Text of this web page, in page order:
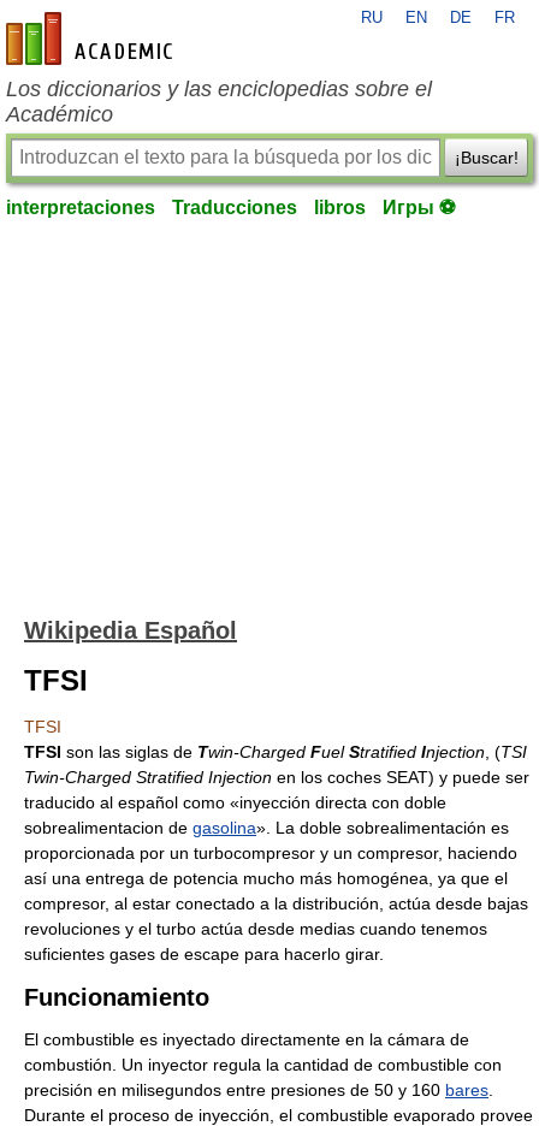
es-academic.com
RU EN DE FR
Los diccionarios y las enciclopedias sobre el
Académico
¡Buscar!
interpretaciones Traducciones libros Игры ⚽
Wikipedia Español
TFSI
TFSI
TFSI son las siglas de Twin-Charged FuelStratified Injection , (TSI
Twin-Charged Stratified Injection en los coches SEAT) y puede ser
traducido al español como «inyección directa con doble
sobrealimentacion de gasolina». La doble sobrealimentación es
proporcionada por un turbocompresor y un compresor, haciendo
así una entrega de potencia mucho más homogénea, ya que el
compresor, al estar conectado a la distribución, actúa desde bajas
revoluciones y el turbo actúa desde medias cuando tenemos
suficientes gases de escape para hacerlo girar.
Funcionamiento
El combustible es inyectado directamente en la cámara de
combustión. Un inyector regula la cantidad de combustible con
precisión en milisegundos entre presiones de 50 y 160 bares
Durante el proceso de inyección, el combustible evaporado provee